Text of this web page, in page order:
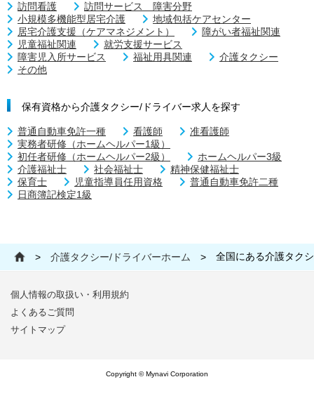
訪問看護
訪問サービス 障害分野
小規模多機能型居宅介護
地域包括ケアセンター
居宅介護支援（ケアマネジメント）
障がい者福祉関連
児童福祉関連
就労支援サービス
障害児入所サービス
福祉用具関連
介護タクシー
その他
保有資格から介護タクシー/ドライバー求人を探す
普通自動車免許一種 看護師
准看護師
実務者研修（ホームヘルパー1級）
初任者研修（ホームヘルパー2級）
ホームヘルパー3級
介護福祉士
社会福祉士
精神保健福祉士
保育士
児童指導員任用資格
普通自動車免許二種
日商簿記検定1級
> 介護タクシー/ドライバーホーム > 全国にある介護タク
個人情報の取扱い・利用規約
よくあるご質問
サイトマップ
Copyright © Mynavi Corporation